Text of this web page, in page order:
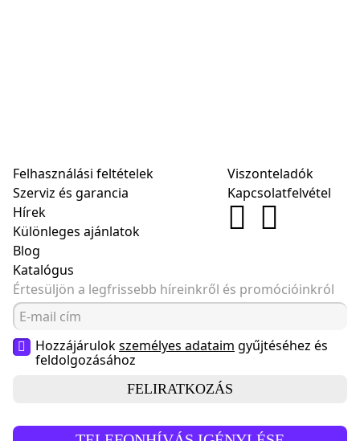
Felhasználási feltételek
Szerviz és garancia
Hírek
Különleges ajánlatok
Blog
Katalógus
Viszonteladók
Kapcsolatfelvétel
Értesüljön a legfrissebb híreinkről és promócióinkról
Hozzájárulokszemélyes adataim gyűjtéséhez és
feldolgozásához
FELIRATKOZÁS